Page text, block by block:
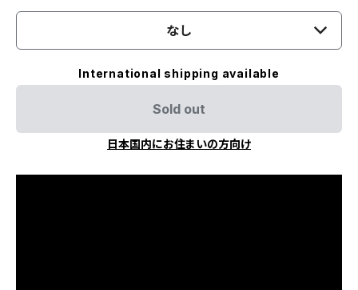
なし
International shipping available
Sold out
日本国内にお住まいの方向け